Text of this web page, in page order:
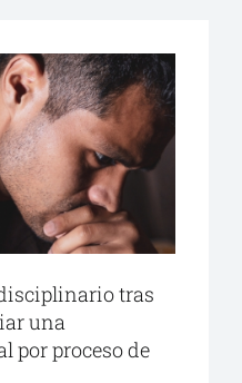
tras
una
por proceso de